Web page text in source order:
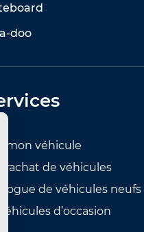
doo
mon véhicule
rachat de véhicules
de véhicules neufs
d’occasion